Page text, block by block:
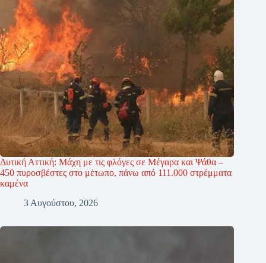
Δυτική Αττική: Μάχη με τις φλόγες σε Μέγαρα και Ψάθα –
450 πυροσβέστες στο μέτωπο, πάνω από 111.000 στρέμματα
καμένα
3 Αυγούστου, 2026